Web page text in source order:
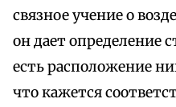
связное учение о
он дает определение
есть расположение
что кажется